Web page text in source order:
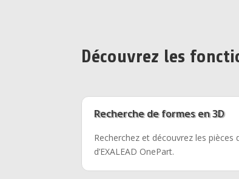
Découvrez les
Recherche de formes en 3D
Recherchez et découvrez les
d’EXALEAD OnePart.